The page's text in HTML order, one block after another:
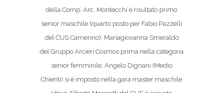
della Comp. Arc. Montecchi è risultato primo
senior maschile (quarto posto per Fabio Pazzelli
del CUS Camerino); Mariagiovanna Smeraldo
del Gruppo Arcieri Cosmos prima nella categoria
senior femminile; Angelo Dignani (Medio
Chienti) si è imposto nella gara master maschile